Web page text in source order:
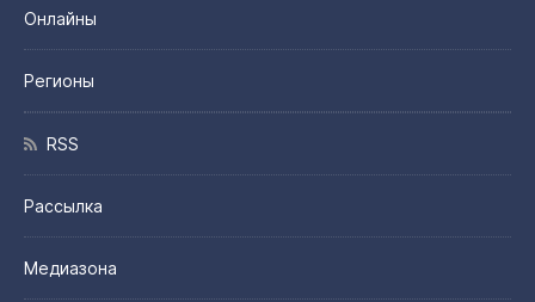
Онлайны
Регионы
RSS
Рассылка
Медиазона